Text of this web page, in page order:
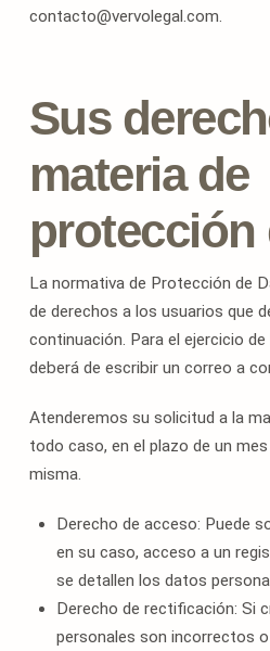
contacto@vervolegal.com.
Sus
materia de
protección
La normativa de Protección de
de derechos a los usuarios que
continuación. Para el ejercicio
deberá de escribir un correo a
Atenderemos su solicitud a la
todo caso, en el plazo de un
misma.
Derecho de acceso: Puede
en su caso, acceso a un
se detallen los datos
Derecho de rectificación: Si
personales son incorrectos